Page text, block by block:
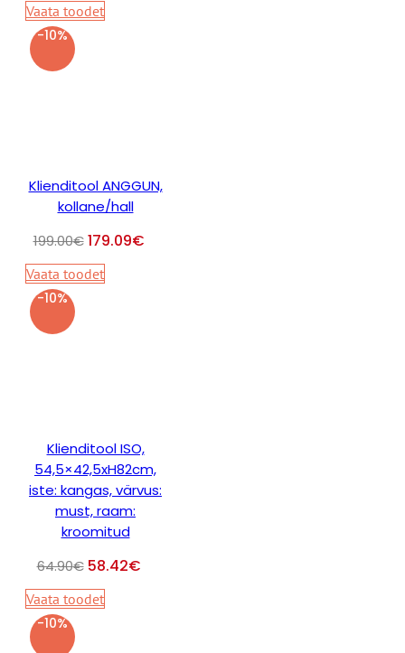
Vaata toodet
-10%
Klienditool ANGGUN,
kollane/hall
199.00€ 179.09€
Vaata toodet
-10%
Klienditool ISO,
54,5×42,5xH82cm,
iste: kangas, värvus:
must, raam:
kroomitud
64.90€ 58.42€
Vaata toodet
-10%